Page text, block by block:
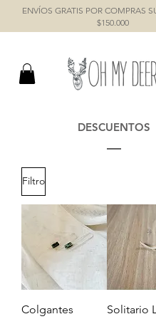
ENVÍOS GRATIS POR COMPRAS
$150.000
DESCUENTOS
Filtro
Colgantes Solitario